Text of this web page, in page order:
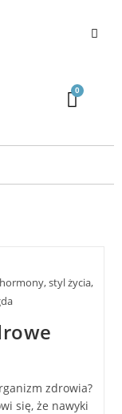
styl życia,
zdrowia?
się, że nawyki